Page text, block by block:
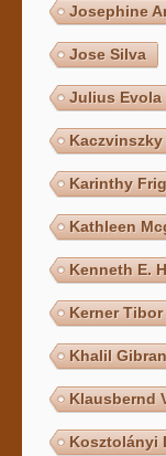
Josephine
Jose Silva
Julius Evola
Karinthy
Kathleen
Kenneth E.
Kerner Tibor
Khalil Gibran
Klausbernd
Kosztolányi